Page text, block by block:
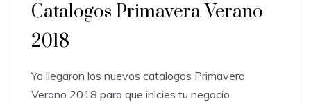
Catalogos Primavera Verano
2018
Ya llegaron los nuevos catalogos Primavera
Verano 2018 para que inicies tu negocio